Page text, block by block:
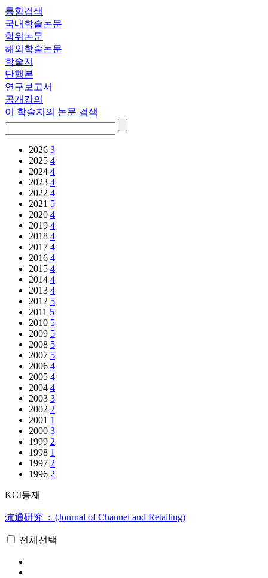
통합검색
국내학술논문
학위논문
해외학술논문
학술지
단행본
연구보고서
공개강의
이 학술지의 논문 검색
2026 3
2025 4
2024 4
2023 4
2022 4
2021 5
2020 4
2019 4
2018 4
2017 4
2016 4
2015 4
2014 4
2013 4
2012 5
2011 5
2010 5
2009 5
2008 5
2007 5
2006 4
2005 4
2004 4
2003 3
2002 2
2001 1
2000 3
1999 2
1998 1
1997 2
1996 2
KCI등재
流通硏究 : (Journal of Channel and Retailing)
전체선택